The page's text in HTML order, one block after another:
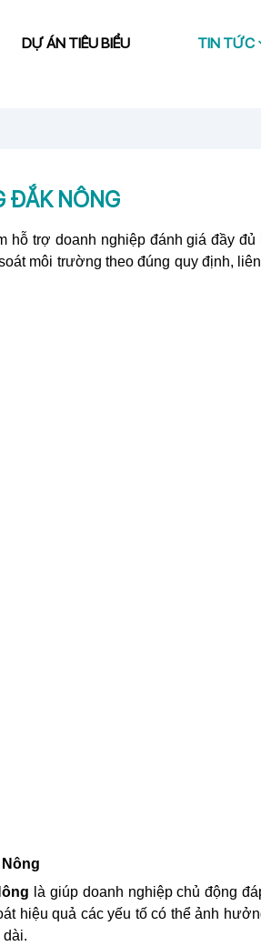
DỰ ÁN TIÊU BIỂU TIN TỨC
ĐẮK NÔNG
hỗ trợ doanh nghiệp đánh giá đầy đủ
môi trường theo đúng quy định,
là giúp doanh nghiệp chủ động
hiệu quả các yếu tố có thể ảnh
dài.